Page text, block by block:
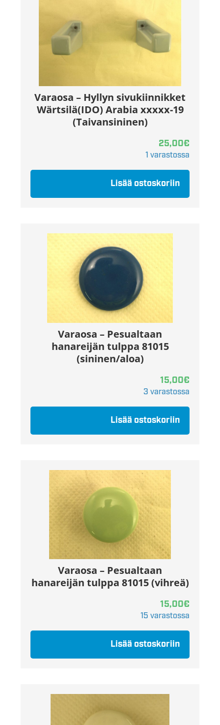
Varaosa – Hyllyn sivukiinnikket
Wärtsilä(IDO) Arabia xxxxx-19
(Taivansininen)
25,00€
1 varastossa
Lisää ostoskoriin
Varaosa – Pesualtaan
hanareijän tulppa 81015
(sininen/aloa)
15,00€
3 varastossa
Lisää ostoskoriin
Varaosa – Pesualtaan
hanareijän tulppa 81015 (vihreä)
15,00€
15 varastossa
Lisää ostoskoriin